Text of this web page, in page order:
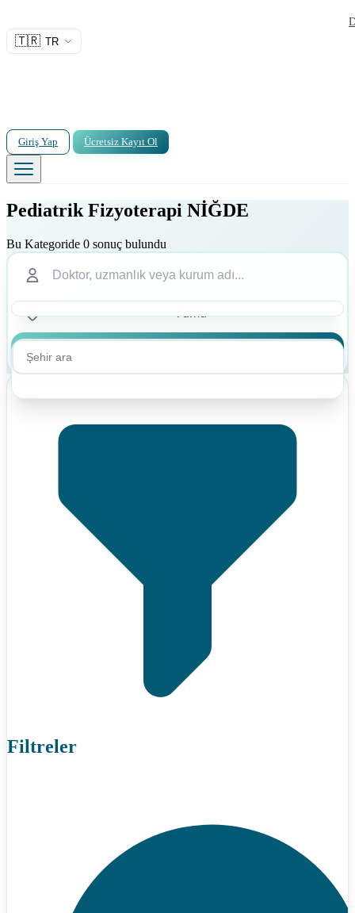
🇹🇷 TR
Giriş Yap Ücretsiz Kayıt Ol
Pediatrik Fizyoterapi NİĞDE
Bu Kategoride 0 sonuç bulundu
Filtreler